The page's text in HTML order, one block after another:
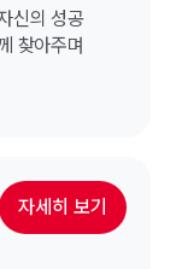
신의 성공
찾아주며
자세히 보기